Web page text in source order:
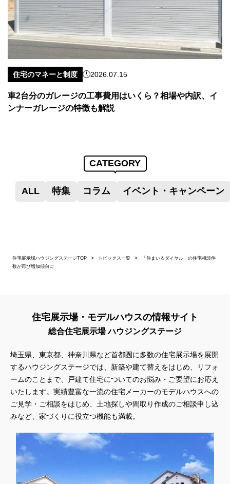
住宅のマネーと制度 2026.07.15
車2台分のガレージの工事費用はいくら？相場や内訳、イ
ンナーガレージの特徴も解説
CATEGORY
ALL 特集 コラム イベント・キャンペーン
住宅展示場ハウジングステージTOP トピックス一覧
「住まいるダイヤル」の住宅相談件
数が再び増加傾向に
住宅展示場・モデルハウスの情報サイト
総合住宅展示場 ハウジングステージ
埼玉県、東京都、神奈川県など首都圏に多数の住宅展示場を展開
するハウジングステージでは、新築や建て替えをはじめ、リフォ
ームのことまで、戸建て住宅についてのお悩み・ご要望にお応え
いたします。実績豊富な一流の住宅メーカーのモデルハウスへの
ご見学・ご相談をはじめ、土地探しや間取り作成のご相談申し込
みなど、家づくりに役立つ機能も満載。